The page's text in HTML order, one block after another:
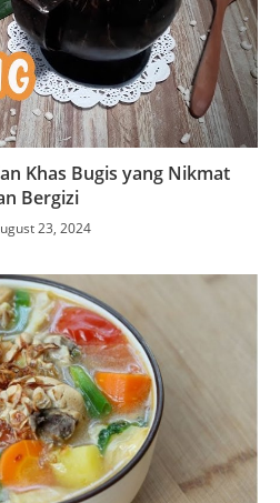
Khas Bugis yang Nikmat
Bergizi
23, 2024